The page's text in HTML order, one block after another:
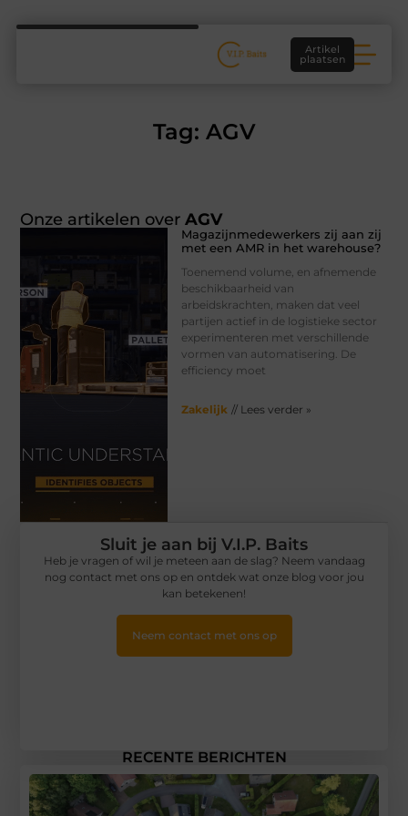
Artikel
plaatsen
Tag: AGV
Onze artikelen overAGV
Magazijnmedewerkers zij aan zij
met een AMR in het warehouse?
Toenemend volume, en afnemende
beschikbaarheid van
arbeidskrachten, maken dat veel
partijen actief in de logistieke sector
experimenteren met verschillende
vormen van automatisering. De
efficiency moet
Zakelijk // Lees verder »
RECENTE BERICHTEN
Sluit je aan bij V.I.P. Baits
Heb je vragen of wil je meteen aan de slag? Neem vandaag
nog contact met ons op en ontdek wat onze blog voor jou
kan betekenen!
Neem contact met ons op